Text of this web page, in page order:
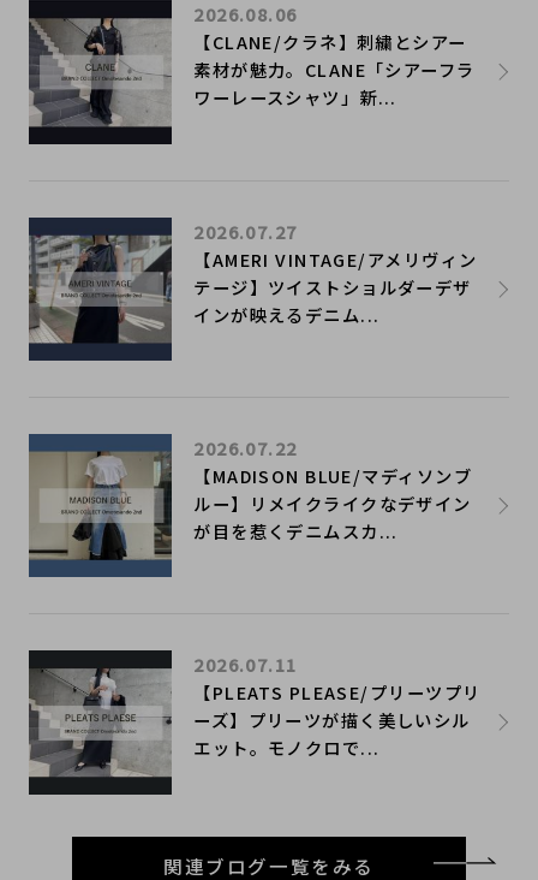
【CLANE/クラネ】刺繍とシアー
素材が魅力。CLANE「シアーフラ
ワーレースシャツ」新...
2026.08.06
【AMERI VINTAGE/アメリヴィン
テージ】ツイストショルダーデザ
インが映えるデニム...
2026.07.27
【MADISON BLUE/マディソンブ
ルー】リメイクライクなデザイン
が目を惹くデニムスカ...
2026.07.22
【PLEATS PLEASE/プリーツプリ
ーズ】プリーツが描く美しいシル
エット。モノクロで...
2026.07.11
関連ブログ一覧をみる